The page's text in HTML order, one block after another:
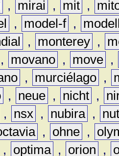
, mirai , mit ,
, model-f ,
, monterey ,
, movano , move ,
, murciélago ,
, neue , nicht ,
, nsx , nubira ,
, ohne ,
, optima , orion ,